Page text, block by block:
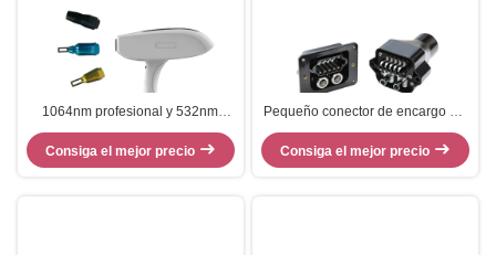
1064nm profesional y 532nm
1032nm 2 en 1 pulso largo de la
mano de eliminación de tatuajes
láser
Consiga el mejor precio
Pequeño conector de encargo del
enchufe para las máquinas de la
belleza del laser
Consiga el mejor precio